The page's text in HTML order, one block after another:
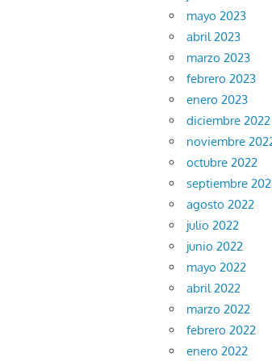
mayo 2023
abril 2023
marzo 2023
febrero 2023
enero 2023
diciembre 2022
noviembre
octubre 2022
septiembre
agosto 2022
julio 2022
junio 2022
mayo 2022
abril 2022
marzo 2022
febrero 2022
enero 2022